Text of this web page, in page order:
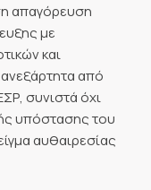
απαγόρευση
με
και
από
συνιστά όχι
υπόστασης του
αυθαιρεσίας